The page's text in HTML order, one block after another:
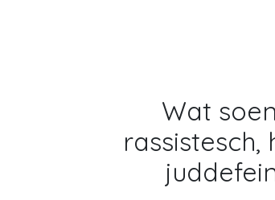
Wat